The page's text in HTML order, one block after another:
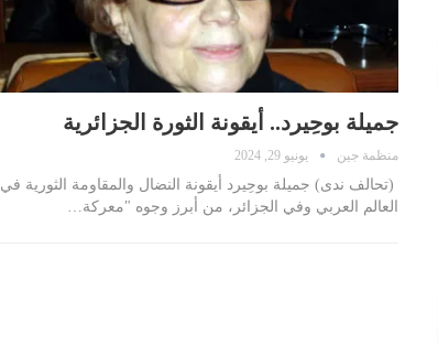
جميلة بوحِيرد.. أيقونة الثورة الجزائرية
منظمة جين يونيو 29, 2024
(تحالف ندى) جميلة بوحِيرد أيقونة النضال والمقاومة الثورية في
العالم العربي وفي الجزائر، من أبرز وجوه "معركة…